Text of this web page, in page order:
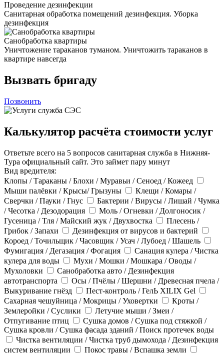
Проведение дезинфекции
Санитарная обработка помещений дезинфекция. Уборка
дезинфекция
Санобработка квартиры
Уничтожение тараканов туманом. Уничтожить тараканов в
квартире навсегда
Вызвать бригаду
Позвонить
Калькулятор расчёта стоимости услуг
Ответьте всего на 5 вопросов санитарная служба в Нижняя-
Тура официальный сайт. Это займет пару минут
Вид вредителя:
Клопы / Тараканы / Блохи / Муравьи / Сеноед / Кожеед
Мыши палёвки / Крысы/ Грызуны
Клещи / Комары /
Сверчки / Пауки / Гнус
Бактерии / Вирусы / Лишай / Чумка
/ Чесотка / Дезодорация
Моль / Огневки / Долгоносик /
Гусеница / Тля / Майский жук / Двухвостка
Плесень /
Грибок / Запахи
Дезинфекция от вирусов и бактерий
Короед / Точильщик / Часовщик / Усач / Лубоед / Шашель
Фумигация / Дегазация / Фогация
Санация кулера / Чистка
кулера для воды
Мухи / Мошки / Мошкара / Оводы /
Мухоловки
Санобработка авто / Дезинфекция
автотранспорта
Осы / Пчёлы / Шершни / Древесная пчела /
Выкуривание гнёзд
Пест-контроль / ГелЬ XILIX Gel
Сахарная чешуйница / Мокрицы / Уховертки
Кроты /
Землеройки / Суслики
Летучие мыши / Змеи /
Отпугивание птиц
Сушка домов / Сушка под стяжкой /
Сушка кровли / Сушка фасада зданий / Поиск протечек воды
Чистка вентиляции / Чистка труб дымохода / Дезинфекция
систем вентиляции
Покос травы / Вспашка земли